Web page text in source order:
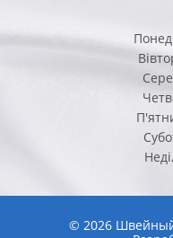
© 2026